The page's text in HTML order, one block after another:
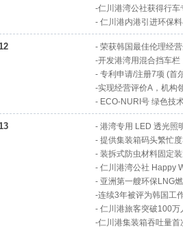
-仁川港湾公社获得行车
- 仁川港内港引进环保
- 荣获韩国最佳伦理经
-开发港湾用混合挡车栏
- 专利申请/注册7项 (首
-实现经营评价A，机构
- ECO-NURI号 绿色技
- 港湾专用 LED 透光照
- 提供集装箱码头繁忙
- 装拆式防虫材料固定
- 仁川港湾公社 Happy
- 亚洲第一艘环保LNG
-连续3年被评为韩国工
- 仁川港旅客突破100万
-仁川港集装箱吞吐量